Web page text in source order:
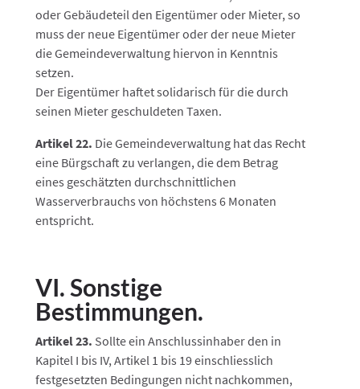
oder Gebäudeteil den Eigentümer oder Mieter, so
muss der neue Eigentümer oder der neue Mieter
die Gemeindeverwaltung hiervon in Kenntnis
setzen.
Der Eigentümer haftet solidarisch für die durch
seinen Mieter geschuldeten Taxen.
Artikel 22. Die Gemeindeverwaltung hat das Recht
eine Bürgschaft zu verlangen, die dem Betrag
eines geschätzten durchschnittlichen
Wasserverbrauchs von höchstens 6 Monaten
entspricht.
VI. Sonstige
Bestimmungen.
Artikel 23. Sollte ein Anschlussinhaber den in
Kapitel I bis IV, Artikel 1 bis 19 einschliesslich
festgesetzten Bedingungen nicht nachkommen,